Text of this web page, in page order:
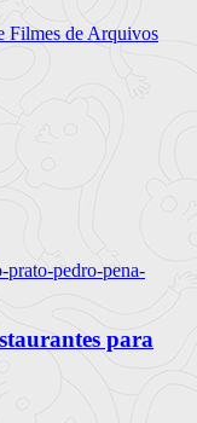
Filmes de Arquivos
prato-pedro-pena-
para